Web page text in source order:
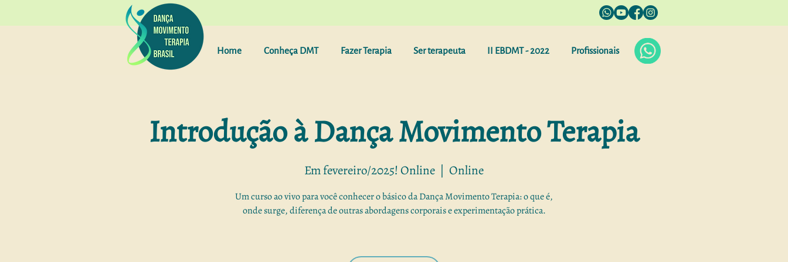
Home Conheça DMT Fazer Terapia Ser terapeuta II EBDMT - 2022 Profissionais
Introdução à Dança Movimento Terapia
Em fevereiro/2025! Online
  |
Online
Um curso ao vivo para você conhecer o básico da Dança Movimento Terapia: o que é,
onde surge, diferença de outras abordagens corporais e experimentação prática.